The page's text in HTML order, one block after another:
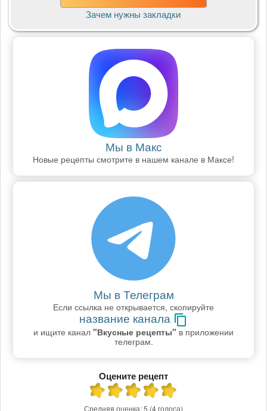
Зачем нужны закладки
Мы в Макс
Новые рецепты смотрите в нашем канале в Максе!
Мы в Телеграм
Если ссылка не открывается, скопируйте
название канала
и ищите канал "Вкусные рецепты" в приложении
телеграм.
Оцените рецепт
Средняя оценка:5 (4 голоса)